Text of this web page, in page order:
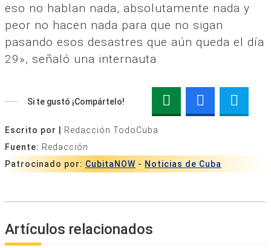
eso no hablan nada, absolutamente nada y
peor no hacen nada para que no sigan
pasando esos desastres que aún queda el día
29», señaló una internauta.
Si te gustó ¡Compártelo!
Escrito por |
Redacción TodoCuba
Fuente: Redacción
Patrocinado por: CubitaNOW - Noticias de Cuba
Artículos relacionados